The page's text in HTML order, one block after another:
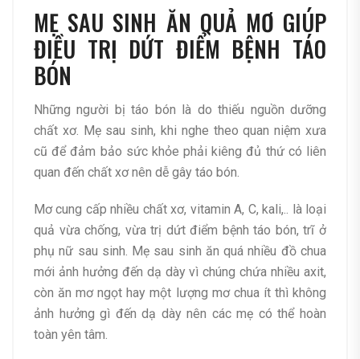
MẸ SAU SINH ĂN QUẢ MƠ GIÚP
ĐIỀU TRỊ DỨT ĐIỂM BỆNH TÁO
BÓN
Những người bị táo bón là do thiếu nguồn dưỡng
chất xơ. Mẹ sau sinh, khi nghe theo quan niệm xưa
cũ để đảm bảo sức khỏe phải kiêng đủ thứ có liên
quan đến chất xơ nên dễ gây táo bón.
Mơ cung cấp nhiều chất xơ, vitamin A, C, kali,.. là loại
quả vừa chống, vừa trị dứt điểm bệnh táo bón, trĩ ở
phụ nữ sau sinh. Mẹ sau sinh ăn quá nhiều đồ chua
mới ảnh hưởng đến dạ dày vì chúng chứa nhiều axit,
còn ăn mơ ngọt hay một lượng mơ chua ít thì không
ảnh hưởng gì đến dạ dày nên các mẹ có thể hoàn
toàn yên tâm.